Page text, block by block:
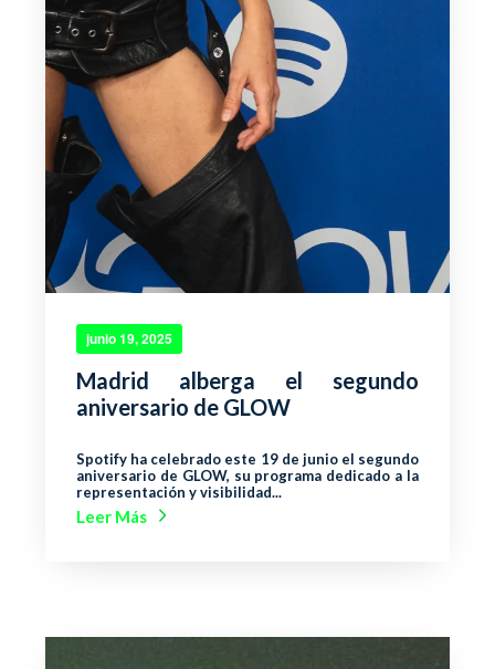
junio 19, 2025
Madrid alberga el segundo
aniversario de GLOW
Spotify ha celebrado este 19 de junio el segundo
aniversario de GLOW, su programa dedicado a la
representación y visibilidad...
Leer Más